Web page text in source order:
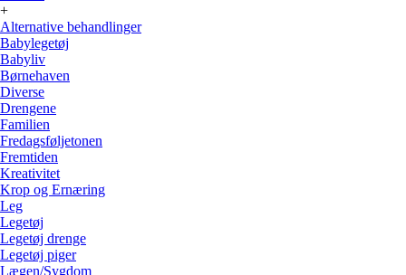
+
Alternative behandlinger
Babylegetøj
Babyliv
Børnehaven
Diverse
Drengene
Familien
Fredagsføljetonen
Fremtiden
Kreativitet
Krop og Ernæring
Leg
Legetøj
Legetøj drenge
Legetøj piger
Lægen/Sygdom